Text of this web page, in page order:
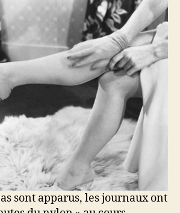
sont apparus, les journaux ont